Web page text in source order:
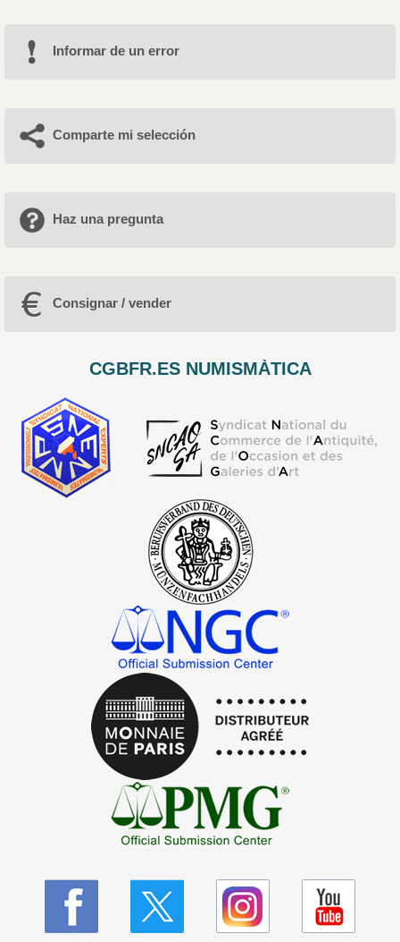
Informar de un error
Comparte mi selección
Haz una pregunta
Consignar / vender
CGBFR.ES NUMISMÀTICA